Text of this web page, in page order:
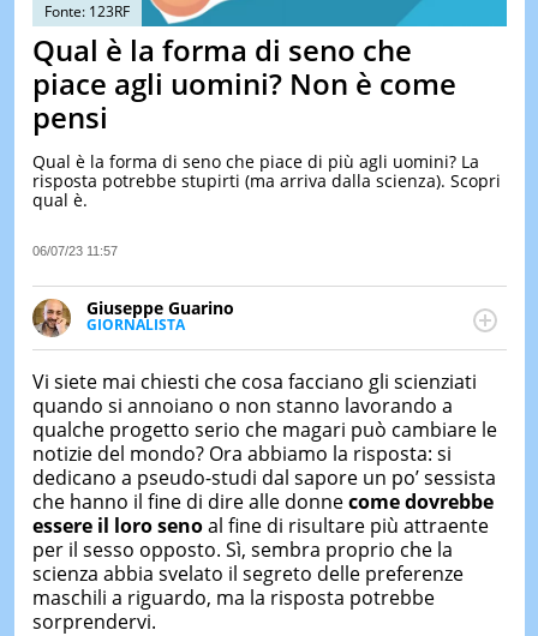
TEST
DI
DI
IERI
Fonte: 123RF
Qual è la forma di seno che
piace agli uomini? Non è come
pensi
Qual è la forma di seno che piace di più agli uomini? La
risposta potrebbe stupirti (ma arriva dalla scienza). Scopri
qual è.
06/07/23 11:57
Giuseppe Guarino
GIORNALISTA
Ph(D) in Diritto Comparato e processi di
particolare sulla Storia contemporanea di America
Latina e Spagna. Collabora con numerose testate ed
è presidente dell'Associazione Culturale "La
Biblioteca del Sannio".
Vi siete mai chiesti che cosa facciano gli scienziati
quando si annoiano o non stanno lavorando a
qualche progetto serio che magari può cambiare le
notizie del mondo? Ora abbiamo la risposta: si
dedicano a pseudo-studi dal sapore un po’ sessista
che hanno il fine di dire alle donnecome dovrebbe
essere il loro senoal fine di risultare più attraente
per il sesso opposto. Sì, sembra proprio che la
scienza abbia svelato il segreto delle preferenze
maschili a riguardo, ma la risposta potrebbe
sorprendervi.